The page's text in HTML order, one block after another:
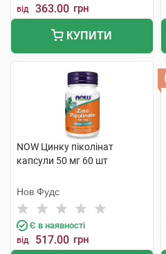
від 363.00 грн
КУПИТИ
NOW Цинку піколінат
капсули 50 мг 60 шт
Нов Фудс
Є в наявності
від 517.00 грн